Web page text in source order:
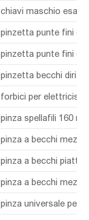
chiavi maschio
pinzetta punte fini
pinzetta punte fini
pinzetta becchi diritti
forbici per elettricisti
pinza spellafili 160
pinza a becchi
pinza a becchi piatti
pinza a becchi
pinza universale per